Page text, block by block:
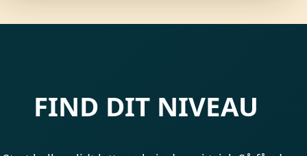
FIND DIT NIVEAU